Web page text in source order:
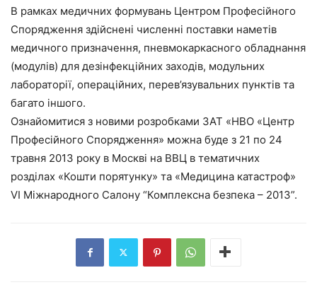
В рамках медичних формувань Центром Професійного
Спорядження здійснені численні поставки наметів
медичного призначення, пневмокаркасного обладнання
(модулів) для дезінфекційних заходів, модульних
лабораторії, операційних, перев’язувальних пунктів та
багато іншого.
Ознайомитися з новими розробками ЗАТ «НВО «Центр
Професійного Спорядження» можна буде з 21 по 24
травня 2013 року в Москві на ВВЦ в тематичних
розділах «Кошти порятунку» та «Медицина катастроф»
VI Міжнародного Салону “Комплексна безпека – 2013”.